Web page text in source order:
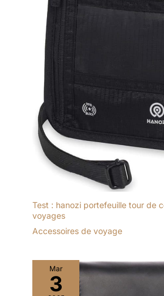
Test : hanozi portefeuille tour de
voyages
Accessoires de voyage
Mar
3